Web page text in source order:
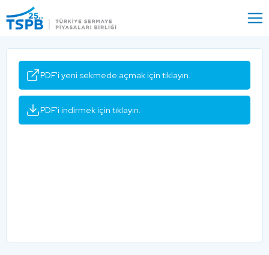
Close
PDF'i yeni sekmede açmak için tıklayın.
PDF'i indirmek için tıklayın.